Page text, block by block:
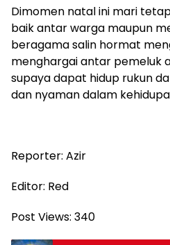
Dimomen natal ini mari
baik antar warga maupun
beragama salin hormat
menghargai antar pemeluk
supaya dapat hidup rukun
dan nyaman dalam
Reporter: Azir
Editor: Red
Post Views: 340